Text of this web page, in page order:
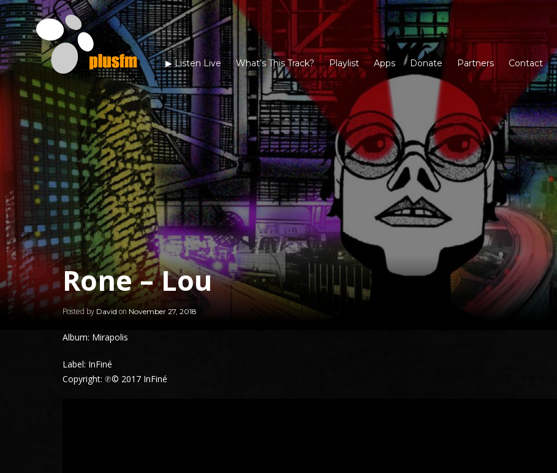
▶︎ Listen Live What’s This Track? Playlist Apps Donate Partners Contact
Rone – Lou
Posted by David on November 27, 2018
Album: Mirapolis
Label: InFiné
Copyright: ℗© 2017 InFiné